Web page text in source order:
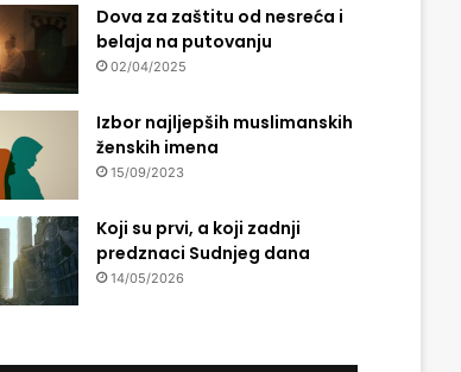
Dova za zaštitu od nesreća i
belaja na putovanju
02/04/2025
Izbor najljepših muslimanskih
ženskih imena
15/09/2023
Koji su prvi, a koji zadnji
predznaci Sudnjeg dana
14/05/2026